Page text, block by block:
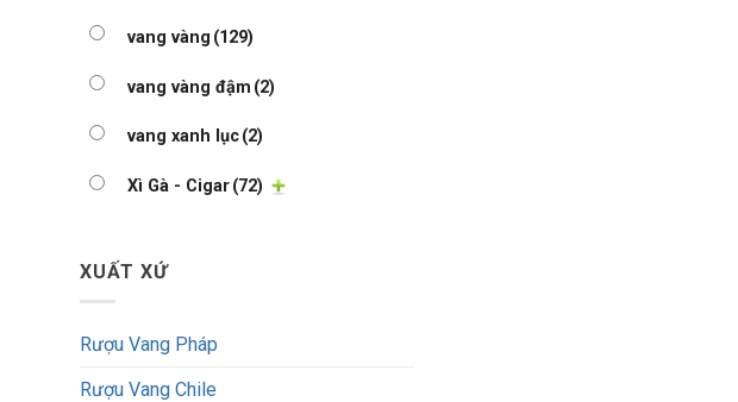
vang vàng (129)
vang vàng đậm (2)
vang xanh lục(2)
Xì Gà - Cigar(72)
XUẤT XỨ
Rượu Vang Pháp
Rượu Vang Chile